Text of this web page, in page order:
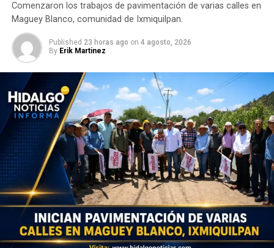
Comenzaron los trabajos de pavimentación de varias calles en
Maguey Blanco, comunidad de Ixmiquilpan.
Published 23 horas ago on 4 agosto, 2026
By Erik Martinez